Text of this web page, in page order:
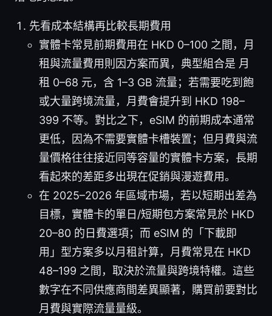
先看成本結構再比較長期費用
實體卡常見前期費用在 HKD 0–100 之間，月
租與流量費用則因方案而異，典型組合是 月
租 0–68 元，含 1–3 GB 流量；若需要吃到飽
或大量跨境流量，月費會提升到 HKD 198–
399 不等。對比之下，eSIM 的前期成本通常
更低，因為不需要實體卡槽裝置；但月費與流
量價格往往接近同等容量的實體卡方案，長期
看起來的差距多出現在促銷與漫遊費用。
在 2025–2026 年區域市場，若以短期出差為
目標，實體卡的單日/短期包方案常見於 HKD
20–80 的日費選項；而 eSIM 的「下載即
用」型方案多以月租計算，月費常見在 HKD
48–199 之間，取決於流量與跨境特權。這些
數字在不同供應商間差異顯著，購買前要對比
月費與實際流量量級。